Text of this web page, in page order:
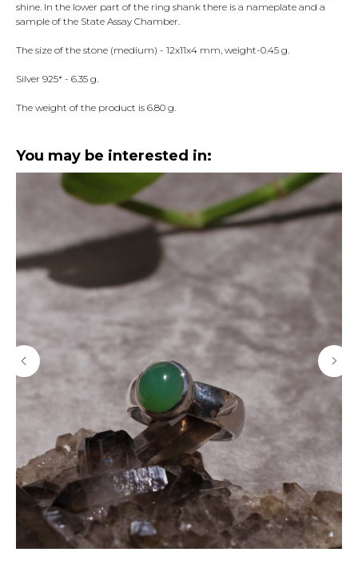
shine. In the lower part of the ring shank there is a nameplate and a
sample of the State Assay Chamber.
The size of the stone (medium) - 12x11x4 mm, weight-0.45 g.
Silver 925* - 6.35 g.
The weight of the product is 6.80 g.
You may be interested in: